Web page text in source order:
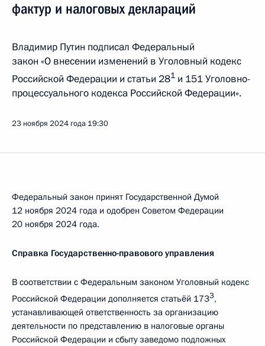
фактур и налоговых деклараций
Владимир Путин подписал Федеральный
закон «О внесении изменений в Уголовный кодекс
Российской Федерации и статьи 281 и 151 Уголовно-
процессуального кодекса Российской Федерации».
23 ноября 2024 года 19:30
Федеральный закон принят Государственной Думой
12 ноября 2024 года и одобрен Советом Федерации
20 ноября 2024 года.
Справка Государственно-правового управления
В соответствии с Федеральным законом Уголовный кодекс
Российской Федерации дополняется статьёй 1733,
устанавливающей ответственность за организацию
деятельности по представлению в налоговые органы
Российской Федерации и сбыту заведомо подложных